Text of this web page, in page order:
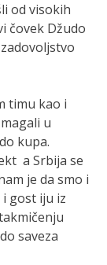
od visokih
čovek Džudo
timu kao i
u
kupa.
a Srbija se
je da smo i
gost iju iz
saveza